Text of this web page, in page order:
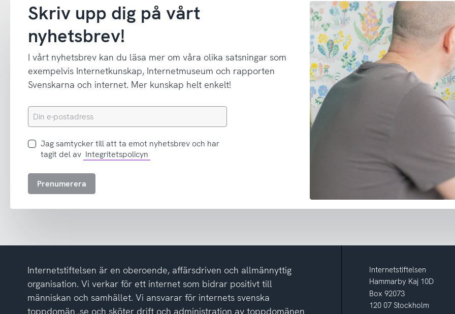
Skriv upp dig på vårt
nyhetsbrev!
I vårt nyhetsbrev kan du läsa mer om våra olika satsningar som
exempelvis Internetkunskap, Internetmuseum och rapporten
Svenskarna och internet. Mer kunskap helt enkelt!
Din
e-
Jag
samtycker
att
nyhetsbrev
tagit
av
integritetspolicyn
Jag samtycker till att ta emot nyhetsbrev och har
tagit del av Integritetspolicyn
Prenumerera
Internetstiftelsen är en oberoende, affärsdriven och allmännyttig
organisation. Vi verkar för ett internet som bidrar positivt till
människan och samhället. Vi ansvarar för internets svenska
toppdomän .se och sköter drift och administration av toppdomänen
Internetstiftelsen
Hammarby Kaj 10D
Box 92073
120 07 Stockholm